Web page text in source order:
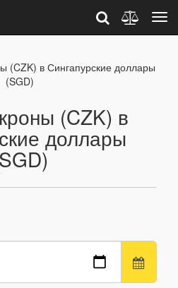
(CZK) в Сингапурские доллары
(SGD)
(CZK) в
доллары